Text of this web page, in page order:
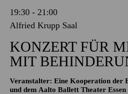
19:30 - 21:00
Alfried Krupp Saal
KONZERT FÜR
MIT
Veranstalter: Eine Kooperation der
und dem Aalto Ballett Theater Essen